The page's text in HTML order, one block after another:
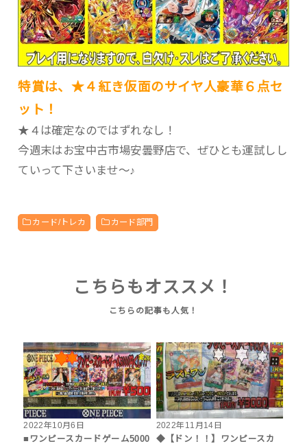
特賞は、★４紅き仮面のサイヤ人豪華６点セ
ット！
★４は確定なのではずれなし！
今週末はお宝中古市場安曇野店で、ぜひとも運試しし
ていって下さいませ～♪
カード/トレカ カード部門
こちらもオススメ！
2022年10月6日
■ワンピースカードゲーム5000
2022年11月14日
◆【ドン！！】ワンピースカ